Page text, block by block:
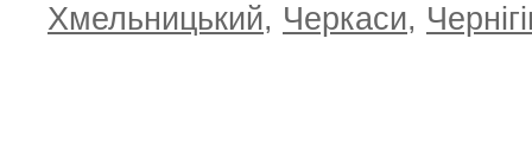
Хмельницький, Черкаси,